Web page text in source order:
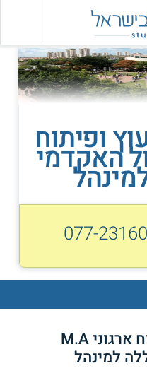
ופיתוח
האקדמי
077-
תואר שני בייעוץ ופיתוח ארגוני M.A
למינהל